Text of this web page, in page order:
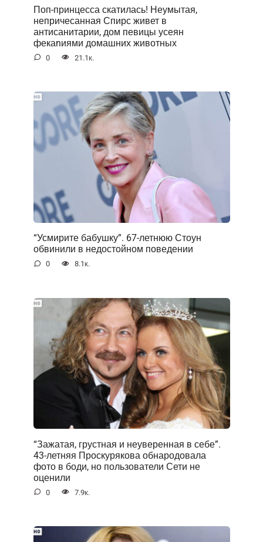
Поп-принцесса скатилась! Неумытая,
непричесанная Спирс живет в
антисанитарии, дом певицы усеян
фекаnиями домашних животных
0 21.1к.
“Усмирите бабушку”. 67-летнюю Стоун
обвинили в недостойном поведении
0 8.1к.
“Зажатая, грустная и неуверенная в себе”.
43-летняя Проскурякова обнародовала
фото в боди, но пользователи Сети не
оценили
0 7.9к.